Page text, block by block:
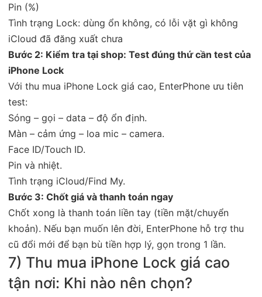
Pin (%)
Tình trạng Lock: dùng ổn không, có lỗi vặt gì không
iCloud đã đăng xuất chưa
Bước 2: Kiểm tra tại shop: Test đúng thứ cần test của
iPhone Lock
Với thu mua iPhone Lock giá cao, EnterPhone ưu tiên
test:
Sóng – gọi – data – độ ổn định.
Màn – cảm ứng – loa mic – camera.
Face ID/Touch ID.
Pin và nhiệt.
Tình trạng iCloud/Find My.
Bước 3: Chốt giá và thanh toán ngay
Chốt xong là thanh toán liền tay (tiền mặt/chuyển
khoản). Nếu bạn muốn lên đời, EnterPhone hỗ trợ thu
cũ đổi mới để bạn bù tiền hợp lý, gọn trong 1 lần.
7) Thu mua iPhone Lock giá cao
tận nơi: Khi nào nên chọn?